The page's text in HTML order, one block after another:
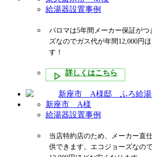
給湯器設置事例
パロマは5年間メーカー保証がつ
ズなのでガス代が年間12,000円
す！
詳しくはこちら
新座市 A様
給湯器設置事例
当店特約店のため、メーカー直
供できます。エコジョーズなの